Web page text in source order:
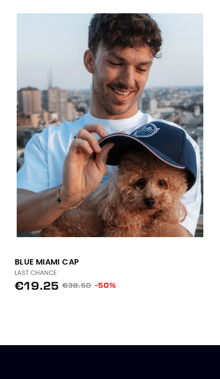
BLUE MIAMI CAP
LAST CHANCE
€19.25 €38.50 -50%